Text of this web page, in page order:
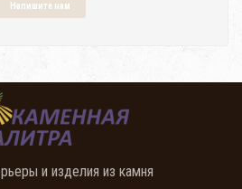
Напишите нам
и изделия из камня